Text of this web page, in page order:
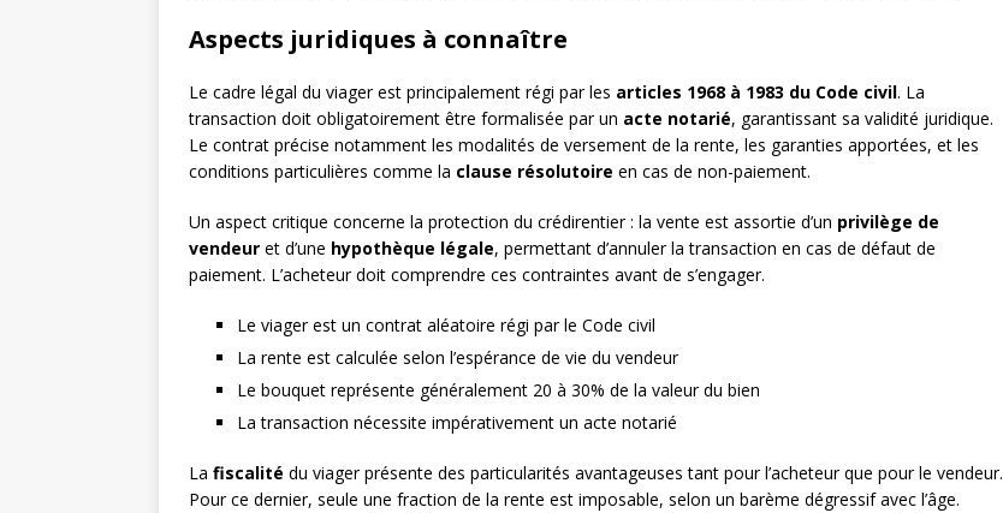
Aspects juridiques à connaître
Le cadre légal du viager est principalement régi par les articles 1968 à 1983 du Code civil. La
transaction doit obligatoirement être formalisée par un acte notarié, garantissant sa validité juridique.
Le contrat précise notamment les modalités de versement de la rente, les garanties apportées, et les
conditions particulières comme la clause résolutoire en cas de non-paiement.
Un aspect critique concerne la protection du crédirentier : la vente est assortie d’un privilège de
vendeur et d’une hypothèque légale, permettant d’annuler la transaction en cas de défaut de
paiement. L’acheteur doit comprendre ces contraintes avant de s’engager.
Le viager est un contrat aléatoire régi par le Code civil
La rente est calculée selon l’espérance de vie du vendeur
Le bouquet représente généralement 20 à 30% de la valeur du bien
La transaction nécessite impérativement un acte notarié
La fiscalité du viager présente des particularités avantageuses tant pour l’acheteur que pour le vendeur.
Pour ce dernier, seule une fraction de la rente est imposable, selon un barème dégressif avec l’âge.